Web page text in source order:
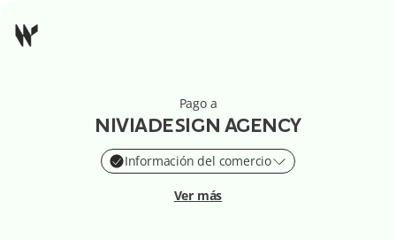
Pago a
NIVIADESIGN AGENCY
Información del comercio
Ver más